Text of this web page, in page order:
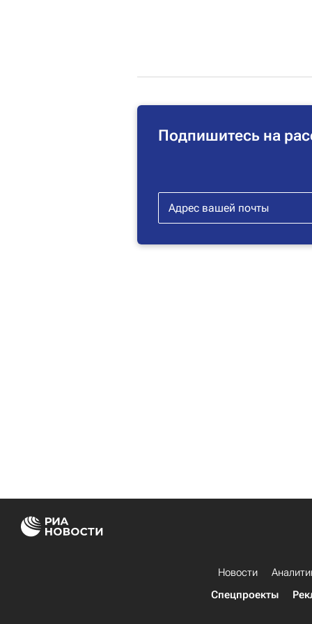
Подпишитесь на
Новости
Спецпроекты